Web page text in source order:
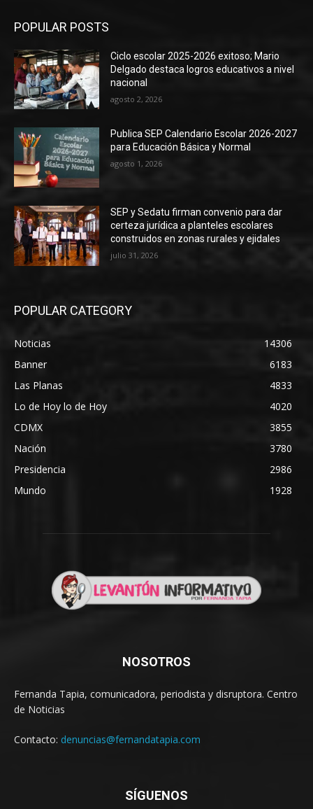
POPULAR POSTS
Ciclo escolar 2025-2026 exitoso; Mario
Delgado destaca logros educativos a nivel
nacional
agosto 2, 2026
Publica SEP Calendario Escolar 2026-2027
para Educación Básica y Normal
agosto 1, 2026
SEP y Sedatu firman convenio para dar
certeza jurídica a planteles escolares
construidos en zonas rurales y ejidales
julio 31, 2026
POPULAR CATEGORY
Noticias
14306
Banner
6183
Las Planas
4833
Lo de Hoy lo de Hoy
4020
CDMX
3855
Nación
3780
Presidencia
2986
Mundo
1928
NOSOTROS
Fernanda Tapia, comunicadora, periodista y disruptora. Centro
de Noticias
Contacto: denuncias@fernandatapia.com
SÍGUENOS